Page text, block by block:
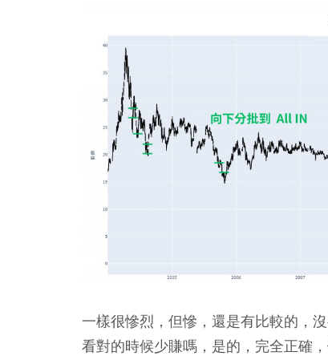
一樣很慘烈，但慘，還是有比較的，
看對的時候少賺嗎，是的，完全正確